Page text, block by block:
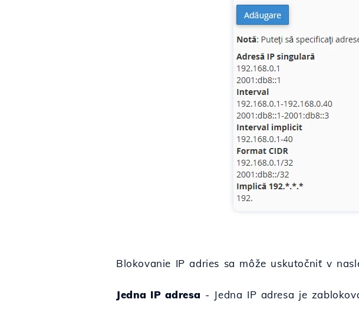
Blokovanie IP adries sa môže uskutočniť v
Jedna IP adresa - Jedna IP adresa je